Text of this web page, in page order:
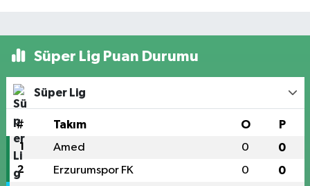
Süper Lig Puan Durumu
Süper Lig
# Takım O P
1 Amed 0 0
2 Erzurumspor FK 0 0